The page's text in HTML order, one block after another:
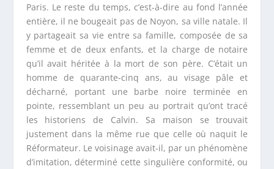
Paris. Le reste du temps, c’est-à-dire au fond l’année
entière, il ne bougeait pas de Noyon, sa ville natale. Il
y partageait sa vie entre sa famille, composée de sa
femme et de deux enfants, et la charge de notaire
qu’il avait héritée à la mort de son père. C’était un
homme de quarante-cinq ans, au visage pâle et
décharné, portant une barbe noire terminée en
pointe, ressemblant un peu au portrait qu’ont tracé
les historiens de Calvin. Sa maison se trouvait
justement dans la même rue que celle où naquit le
Réformateur. Le voisinage avait-il, par un phénomène
d’imitation, déterminé cette singulière conformité, ou